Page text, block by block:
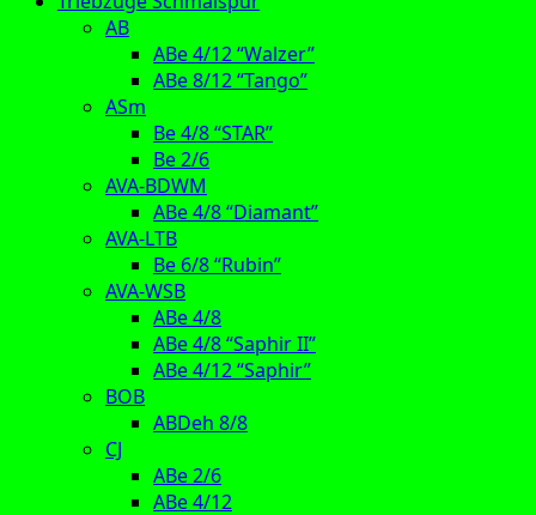
AB
ABe 4/12 “Walzer”
ABe 8/12 “Tango”
ASm
Be 4/8 “STAR”
Be 2/6
AVA-BDWM
ABe 4/8 “Diamant”
AVA-LTB
Be 6/8 “Rubin”
AVA-WSB
ABe 4/8
ABe 4/8 “Saphir II”
ABe 4/12 “Saphir”
BOB
ABDeh 8/8
CJ
ABe 2/6
ABe 4/12